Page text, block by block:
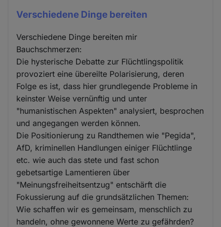
Verschiedene Dinge bereiten
Verschiedene Dinge bereiten mir
Bauchschmerzen:
Die hysterische Debatte zur Flüchtlingspolitik
provoziert eine übereilte Polarisierung, deren
Folge es ist, dass hier grundlegende Probleme in
keinster Weise vernünftig und unter
"humanistischen Aspekten" analysiert, besprochen
und angegangen werden können.
Die Positionierung zu Randthemen wie "Pegida",
AfD, kriminellen Handlungen einiger Flüchtlinge
etc. wie auch das stete und fast schon
gebetsartige Lamentieren über
"Meinungsfreiheitsentzug" entschärft die
Fokussierung auf die grundsätzlichen Themen:
Wie schaffen wir es gemeinsam, menschlich zu
handeln, ohne gewonnene Werte zu gefährden?